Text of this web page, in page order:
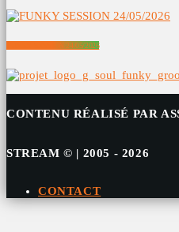
FUNKY SESSION 24/05/2026
CONTENU RÉALISÉ PAR
STREAM © | 2005 - 2026
CONTACT